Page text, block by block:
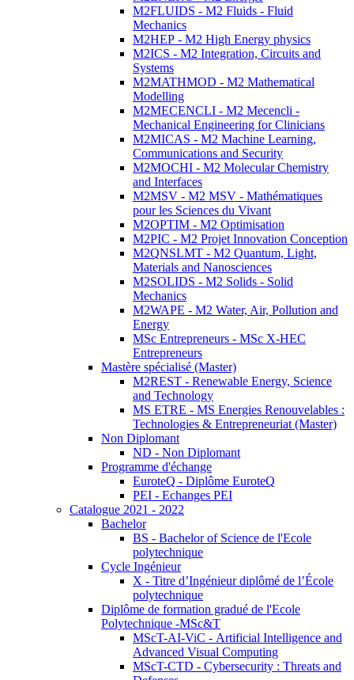
M2FLUIDS - M2 Fluids - Fluid
Mechanics
M2HEP - M2 High Energy physics
M2ICS - M2 Integration, Circuits and
Systems
M2MATHMOD - M2 Mathematical
Modelling
M2MECENCLI - M2 Mecencli -
Mechanical Engineering for Clinicians
M2MICAS - M2 Machine Learning,
Communications and Security
M2MOCHI - M2 Molecular Chemistry
and Interfaces
M2MSV - M2 MSV - Mathématiques
pour les Sciences du Vivant
M2OPTIM - M2 Optimisation
M2PIC - M2 Projet Innovation Conception
M2QNSLMT - M2 Quantum, Light,
Materials and Nanosciences
M2SOLIDS - M2 Solids - Solid
Mechanics
M2WAPE - M2 Water, Air, Pollution and
Energy
MSc Entrepreneurs - MSc X-HEC
Entrepreneurs
Mastère spécialisé (Master)
M2REST - Renewable Energy, Science
and Technology
MS ETRE - MS Energies Renouvelables :
Technologies & Entrepreneuriat (Master)
Non Diplomant
ND - Non Diplomant
Programme d'échange
EuroteQ - Diplôme EuroteQ
PEI - Echanges PEI
Catalogue 2021 - 2022
Bachelor
BS - Bachelor of Science de l'Ecole
polytechnique
Cycle Ingénieur
X - Titre d’Ingénieur diplômé de l’École
polytechnique
Diplôme de formation gradué de l'Ecole
Polytechnique -MSc&T
MScT-AI-ViC - Artificial Intelligence and
Advanced Visual Computing
MScT-CTD - Cybersecurity : Threats and